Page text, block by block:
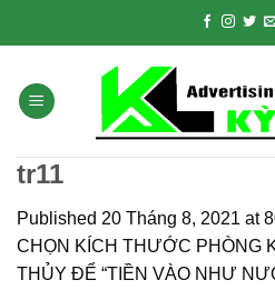
tr11
Published 20 Tháng 8, 2021 at
CHỌN KÍCH THƯỚC PHÒNG
THỦY ĐỂ “TIỀN VÀO NHƯ